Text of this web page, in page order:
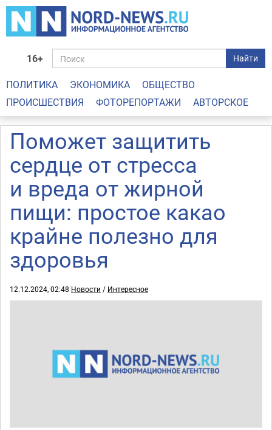
16+ Найти
ПОЛИТИКА ЭКОНОМИКА
ОБЩЕСТВО
ПРОИСШЕСТВИЯ
ФОТОРЕПОРТАЖИ АВТОРСКОЕ
Поможет защитить
сердце от стресса
и вреда от жирной
пищи: простое какао
крайне полезно для
здоровья
12.12.2024, 02:48 Новости / Интересное